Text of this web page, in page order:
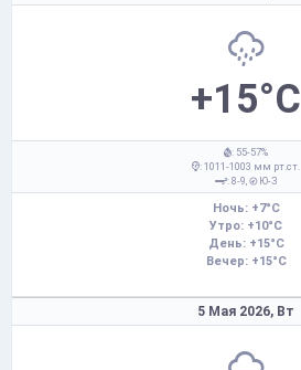
+15°C
: 55-57%
: 1011-1003 мм рт.ст.
: 8-9,
Ю-З
Ночь: +7°C
Утро: +10°C
День: +15°C
Вечер: +15°C
5 Мая 2026, Вт